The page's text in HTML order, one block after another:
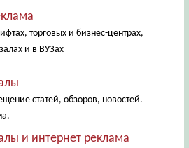
торговых и бизнес-центрах,
и в ВУЗах
статей, обзоров, новостей.
и интернет реклама